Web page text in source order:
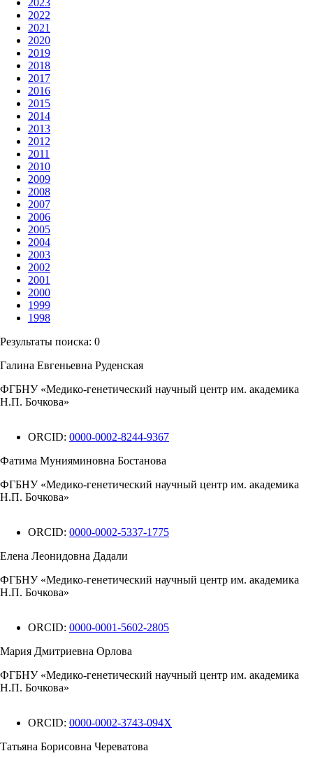
2023
2022
2021
2020
2019
2018
2017
2016
2015
2014
2013
2012
2011
2010
2009
2008
2007
2006
2005
2004
2003
2002
2001
2000
1999
1998
Результаты поиска: 0
Галина Евгеньевна Руденская
ФГБНУ «Медико-генетический научный центр им. академика
Н.П. Бочкова»
ORCID: 0000-0002-8244-9367
Фатима Мунияминовна Бостанова
ФГБНУ «Медико-генетический научный центр им. академика
Н.П. Бочкова»
ORCID: 0000-0002-5337-1775
Елена Леонидовна Дадали
ФГБНУ «Медико-генетический научный центр им. академика
Н.П. Бочкова»
ORCID: 0000-0001-5602-2805
Мария Дмитриевна Орлова
ФГБНУ «Медико-генетический научный центр им. академика
Н.П. Бочкова»
ORCID: 0000-0002-3743-094X
Татьяна Борисовна Череватова